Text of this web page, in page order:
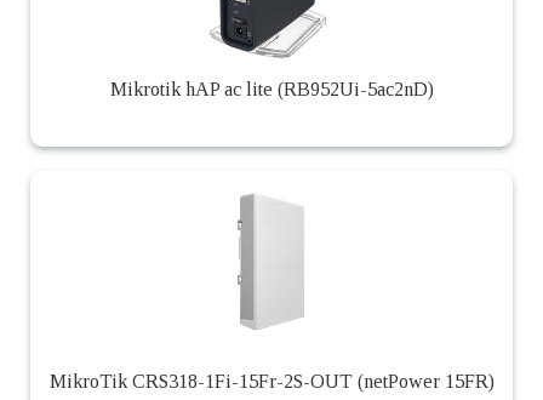
Mikrotik hAP ac lite (RB952Ui-5ac2nD)
MikroTik CRS318-1Fi-15Fr-2S-OUT (netPower 15FR)